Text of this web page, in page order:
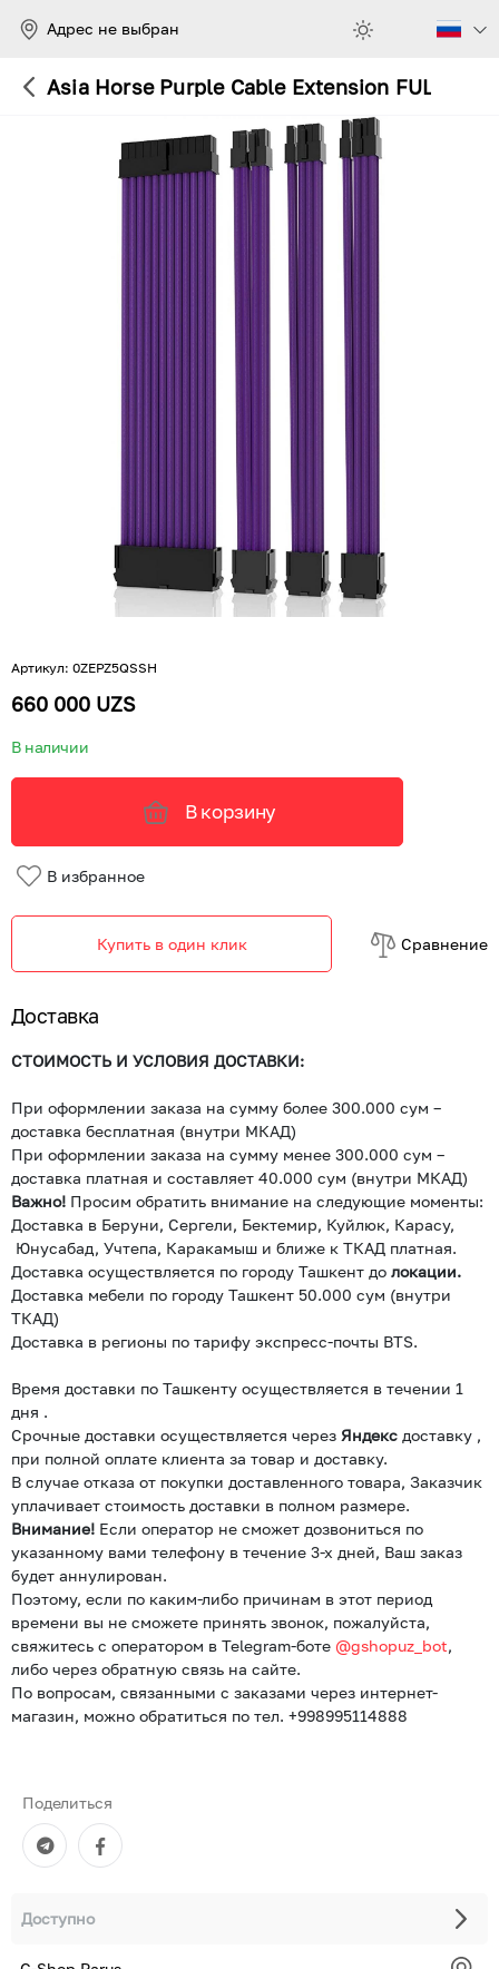
Адрес не выбран
Asia Horse Purple Cable Extension FULL SET
Артикул: 0ZEPZ5QSSH
660 000 UZS
В наличии
В корзину
В избранное
Купить в один клик Cравнение
Доставка
СТОИМОСТЬ И УСЛОВИЯ ДОСТАВКИ:
При оформлении заказа на сумму более 300.000 сум –
доставка бесплатная (внутри МКАД)
При оформлении заказа на сумму менее 300.000 сум –
доставка платная и составляет 40.000 сум (внутри МКАД)
Важно! Просим обратить внимание на следующие моменты:
Доставка в Беруни, Сергели, Бектемир, Куйлюк, Карасу,
Юнусабад, Учтепа, Каракамыш и ближе к ТКАД платная.
Доставка осуществляется по городу Ташкент до локации.
Доставка мебели по городу Ташкент 50.000 сум (внутри
ТКАД)
Доставка в регионы по тарифу экспресс-почты BTS.
Время доставки по Ташкенту осуществляется в течении 1
дня .
Срочные доставки осуществляется через Яндекс доставку ,
при полной оплате клиента за товар и доставку.
В случае отказа от покупки доставленного товара, Заказчик
уплачивает стоимость доставки в полном размере.
Внимание! Если оператор не сможет дозвониться по
указанному вами телефону в течение 3-х дней, Ваш заказ
будет аннулирован.
Поэтому, если по каким-либо причинам в этот период
времени вы не сможете принять звонок, пожалуйста,
свяжитесь с оператором в Telegram-боте @gshopuz_bot,
либо через обратную связь на сайте.
По вопросам, связанными с заказами через интернет-
магазин, можно обратиться по тел. +998995114888
Поделиться
Доступно